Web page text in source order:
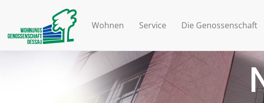
Wohnen Service Die Genossenschaft